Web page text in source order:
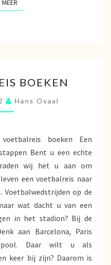
MEERLEES MEER
BOEKENBOEKEN
Hans Ovaal
boeken Een
Bent u een echte
wij het u aan om
een voetbalreis naar
op de
wat dacht u van een
in het stadion? Bij de
aan Barcelona, Paris
Daar wilt u als
keer bij zijn? Daarom is